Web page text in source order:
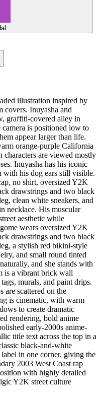
illustration inspired by
covers. Inuyasha and
graffiti-covered alley in
is positioned low to
appear larger than life.
orange-purple California
characters are viewed mostly
Inuyasha has his iconic
with his dog ears still visible.
no shirt, oversized Y2K
drawstrings and two black
clean white sneakers, and
necklace. His muscular
aesthetic while
wears oversized Y2K
drawstrings and two black
a stylish red bikini-style
and small round tinted
and she stands with
is a vibrant brick wall
murals, and paint drips.
are scattered on the
is cinematic, with warm
to create dramatic
rendering, bold anime
early-2000s anime-
title text across the top in a
black-and-white
in one corner, giving the
2003 West Coast rap
with highly detailed
Y2K street culture